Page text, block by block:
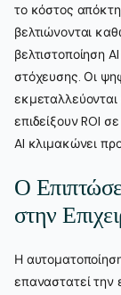
το κόστος
βελτιώνονται
βελτιστοποίηση
στόχευσης. Οι
επιδείξουν ROI
AI κλιμακώνει
Ο
στην
Η
επαναστατεί την